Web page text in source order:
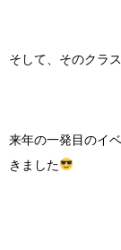
そして、そのクラ
来年の一発目のイ
きました